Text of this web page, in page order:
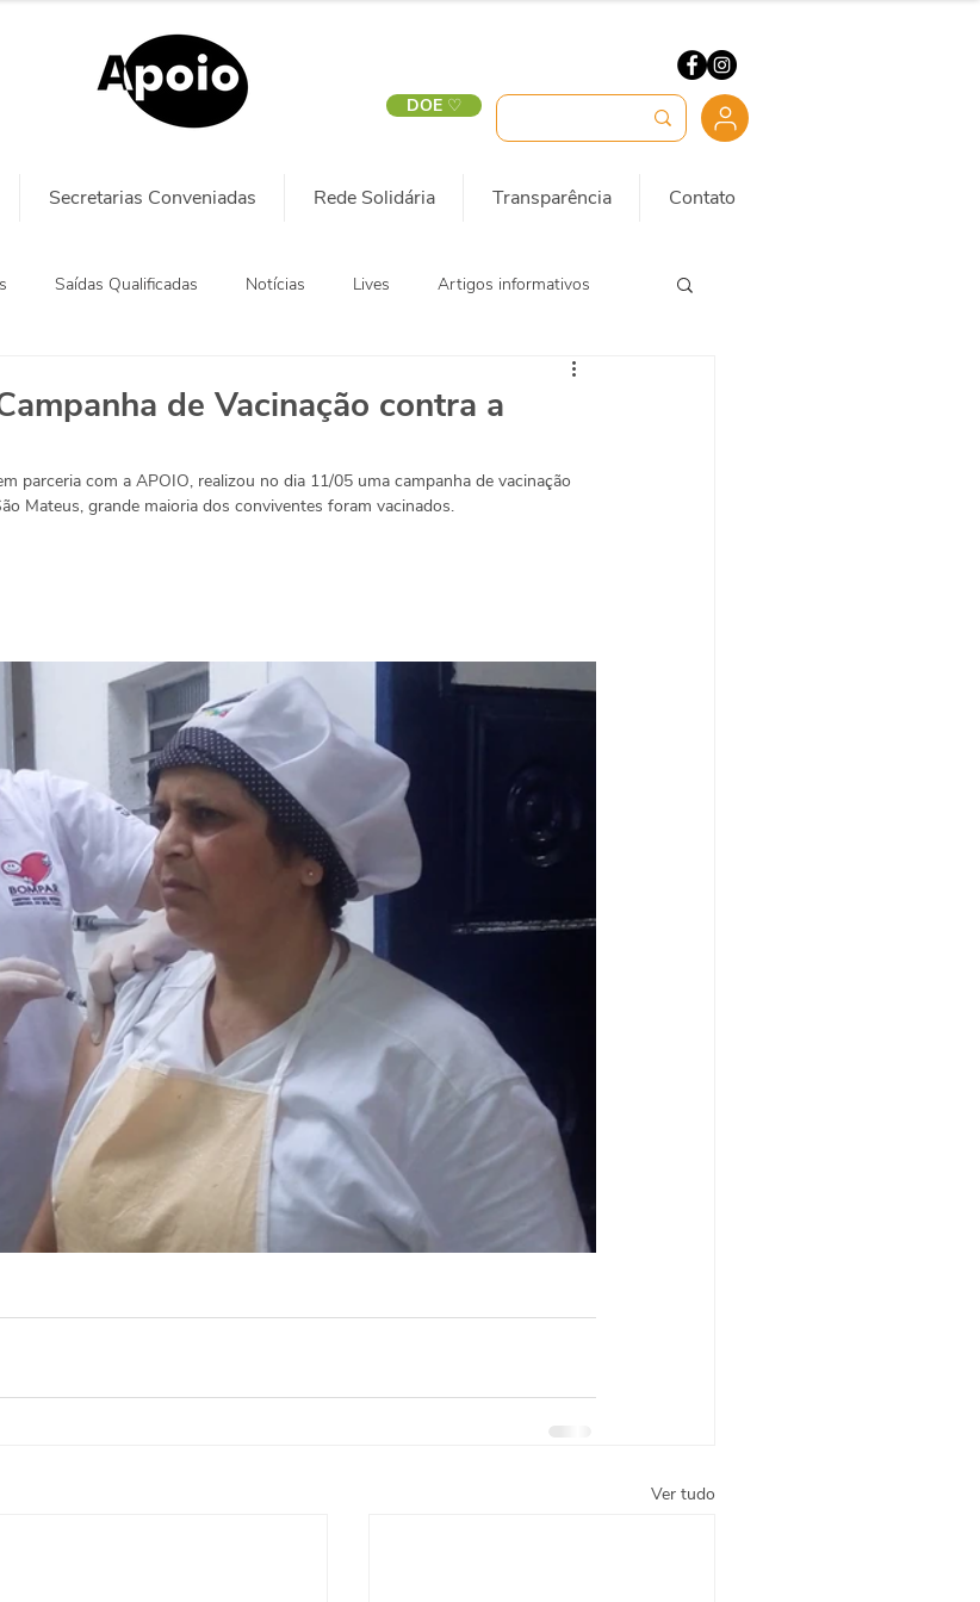
DOE ♡
Secretarias Conveniadas Rede Solidária Transparência Contato
Saídas Qualificadas Notícias Lives Artigos informativos
de Vacinação contra a
parceria com a APOIO, realizou no dia 11/05 uma campanha de vacinação
Mateus, grande maioria dos conviventes foram vacinados.
Ver tudo